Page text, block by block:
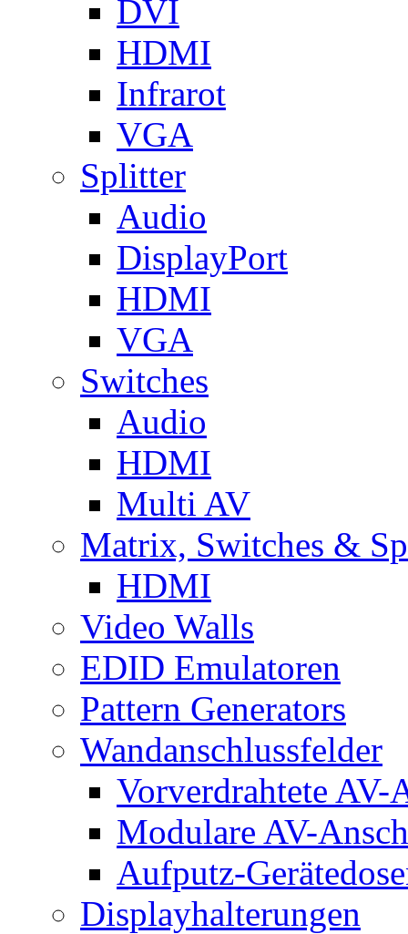
DVI
HDMI
Infrarot
VGA
Splitter
Audio
DisplayPort
HDMI
VGA
Switches
Audio
HDMI
Multi AV
Matrix, Switches &
HDMI
Video Walls
EDID Emulatoren
Pattern Generators
Wandanschlussfelder
Vorverdrahtete AV-
Modulare AV-
Aufputz-
Displayhalterungen